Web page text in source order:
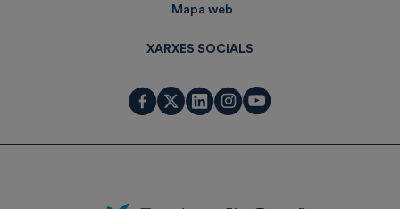
Mapa web
XARXES SOCIALS